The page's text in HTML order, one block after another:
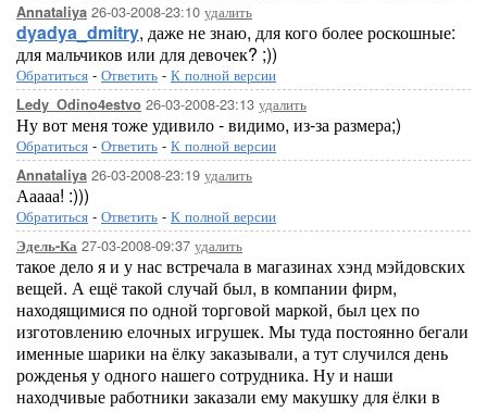
Annataliya 26-03-2008-23:10 удалить
dyadya_dmitry, даже не знаю, для кого более роскошные:
для мальчиков или для девочек? ;))
Обратиться - Ответить - К полной версии
Ledy_Odino4estvo 26-03-2008-23:13 удалить
Ну вот меня тоже удивило - видимо, из-за размера;)
Обратиться - Ответить - К полной версии
Annataliya 26-03-2008-23:19 удалить
Ааааа! :)))
Обратиться - Ответить - К полной версии
Эдель-Ка 27-03-2008-09:37 удалить
такое дело я и у нас встречала в магазинах хэнд мэйдовских
вещей. А ещё такой случай был, в компании фирм,
находящимися по одной торговой маркой, был цех по
изготовлению елочных игрушек. Мы туда постоянно бегали
именные шарики на ёлку заказывали, а тут случился день
рожденья у одного нашего сотрудника. Ну и наши
находчивые работники заказали ему макушку для ёлки в